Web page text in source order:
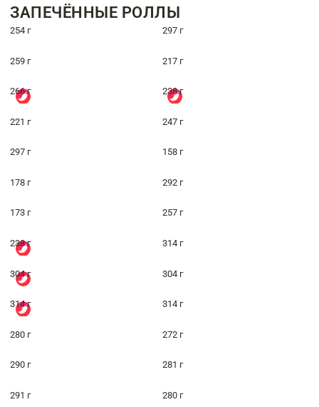
ЗАПЕЧЁННЫЕ РОЛЛЫ
254 г 297 г
259 г 217 г
266 г 238 г
221 г 247 г
297 г 158 г
178 г 292 г
173 г 257 г
238 г 314 г
304 г 304 г
314 г 314 г
280 г 272 г
290 г 281 г
291 г 280 г